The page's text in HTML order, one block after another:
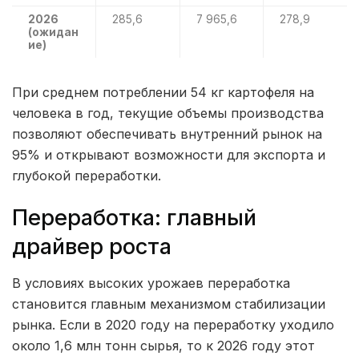
2026
(ожидан
ие)
285,6 7 965,6 278,9
При среднем потреблении 54 кг картофеля на
человека в год, текущие объемы производства
позволяют обеспечивать внутренний рынок на
95% и открывают возможности для экспорта и
глубокой переработки.
Переработка: главный
драйвер роста
В условиях высоких урожаев переработка
становится главным механизмом стабилизации
рынка. Если в 2020 году на переработку уходило
около 1,6 млн тонн сырья, то к 2026 году этот